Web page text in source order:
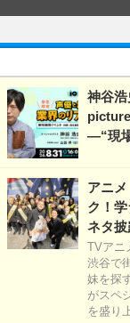
神谷
―“現
アニ
ク！
ネタ披
TVアニ
渋谷で
妹を探
がスペ
を盛り